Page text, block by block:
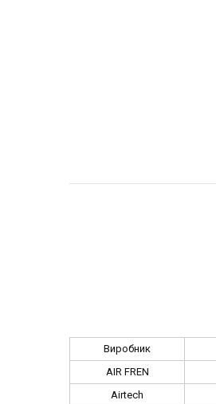
Виробник
AIR FREN
Airtech